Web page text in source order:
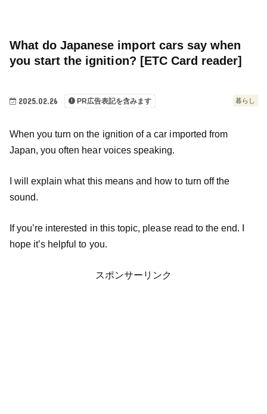
暮らし
2025.02.26 PR広告表記を含みます
What do Japanese import cars say when
you start the ignition? [ETC Card reader]
When you turn on the ignition of a car imported from
Japan, you often hear voices speaking.
I will explain what this means and how to turn off the
sound.
If you’re interested in this topic, please read to the end. I
hope it’s helpful to you.
スポンサーリンク